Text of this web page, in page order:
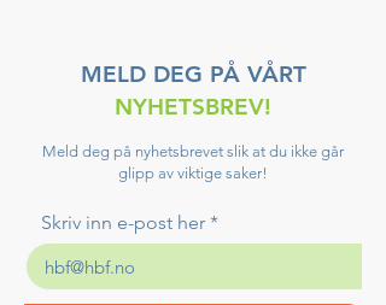
MELD DEG PÅ VÅRT
NYHETSBREV!
Meld deg på nyhetsbrevet slik at du ikke går
glipp av viktige saker!
Skriv inn e-post her